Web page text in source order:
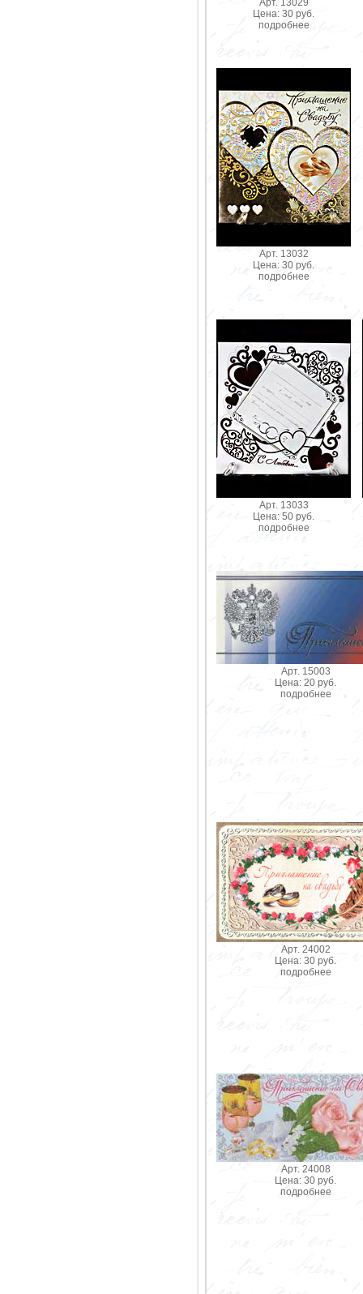
Цена: 30 руб.
подробнее
Арт. 13032
Цена: 30 руб.
подробнее
Арт. 13033
Цена: 50 руб.
подробнее
Арт. 15003
Цена: 20 руб.
подробнее
Арт. 24002
Цена: 30 руб.
подробнее
Арт. 24008
Цена: 30 руб.
подробнее